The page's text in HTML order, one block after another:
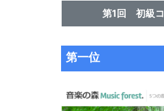
第1回 初級
第一位